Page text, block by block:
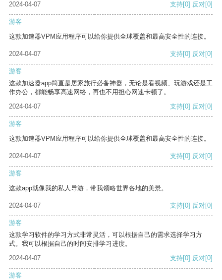
2024-04-07 支持[0] 反对[0]
游客
这款加速器VPM应用程序可以给你提供全球覆盖和最高安全性的连接。
2024-04-07 支持[0] 反对[0]
游客
这款加速器app简直是居家旅行必备神器，无论是看视频、玩游戏还是工
作办公，都能畅享高速网络，再也不用担心网速卡顿了。
2024-04-07
支持[0] 反对[0]
游客
这款加速器VPM应用程序可以给你提供全球覆盖和最高安全性的连接。
2024-04-07 支持[0] 反对[0]
游客
这款app就像我的私人导游，带我领略世界各地的美景。
2024-04-07 支持[0] 反对[0]
游客
这款学习软件的学习方式非常灵活，可以根据自己的需求选择学习方
式。我可以根据自己的时间安排学习进度。
2024-04-07
支持[0] 反对[0]
游客